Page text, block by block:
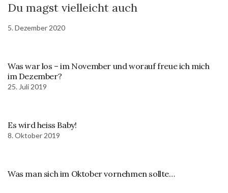
Du magst vielleicht auch
5. Dezember 2020
Was war los – im November und worauf freue ich mich
im Dezember?
25. Juli 2019
Es wird heiss Baby!
8. Oktober 2019
Was man sich im Oktober vornehmen sollte…